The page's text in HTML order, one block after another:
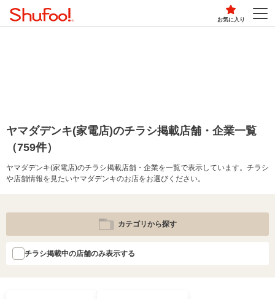
お気に入り
ヤマダデンキ(家電店)のチラシ掲載店舗・企業一覧
（759件）
ヤマダデンキ(家電店)のチラシ掲載店舗・企業を一覧で表示しています。チラシ
や店舗情報を見たいヤマダデンキのお店をお選びください。
カテゴリから探す
チラシ掲載中の店舗のみ表示する